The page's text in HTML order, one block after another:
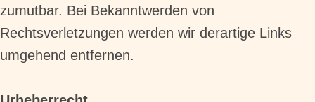
zumutbar. Bei Bekanntwerden von
Rechtsverletzungen werden wir derartige Links
umgehend entfernen.